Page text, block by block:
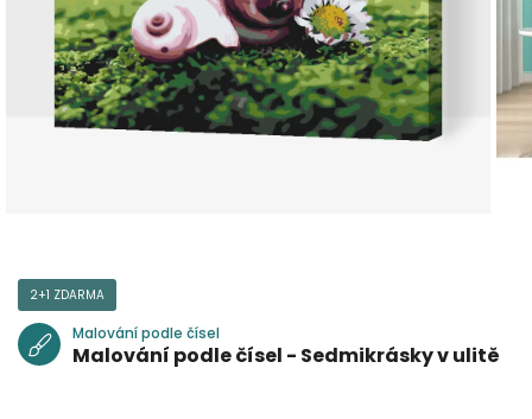
2+1 ZDARMA
Malování podle čísel
Malování podle čísel - Sedmikrásky v ulitě